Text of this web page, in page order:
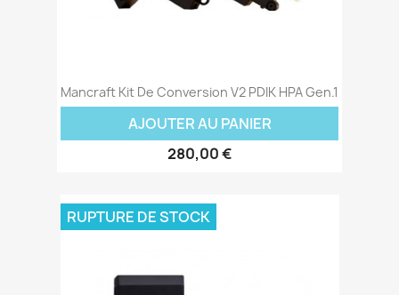
Mancraft Kit De Conversion V2 PDIK HPA Gen.1
AJOUTER AU PANIER
280,00 €
RUPTURE DE STOCK